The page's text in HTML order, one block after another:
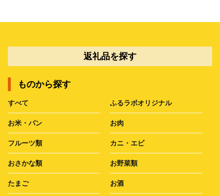
返礼品を探す
ものから探す
すべて ふるラボオリジナル
お米・パン お肉
フルーツ類 カニ・エビ
おさかな類 お野菜類
たまご お酒